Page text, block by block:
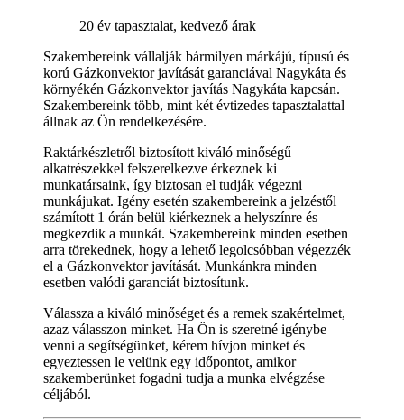
20 év tapasztalat, kedvező árak
Szakembereink vállalják bármilyen márkájú, típusú és
korú Gázkonvektor javítását garanciával Nagykáta és
környékén Gázkonvektor javítás Nagykáta kapcsán.
Szakembereink több, mint két évtizedes tapasztalattal
állnak az Ön rendelkezésére.
Raktárkészletről biztosított kiváló minőségű
alkatrészekkel felszerelkezve érkeznek ki
munkatársaink, így biztosan el tudják végezni
munkájukat. Igény esetén szakembereink a jelzéstől
számított 1 órán belül kiérkeznek a helyszínre és
megkezdik a munkát. Szakembereink minden esetben
arra törekednek, hogy a lehető legolcsóbban végezzék
el a Gázkonvektor javítását. Munkánkra minden
esetben valódi garanciát biztosítunk.
Válassza a kiváló minőséget és a remek szakértelmet,
azaz válasszon minket. Ha Ön is szeretné igénybe
venni a segítségünket, kérem hívjon minket és
egyeztessen le velünk egy időpontot, amikor
szakemberünket fogadni tudja a munka elvégzése
céljából.